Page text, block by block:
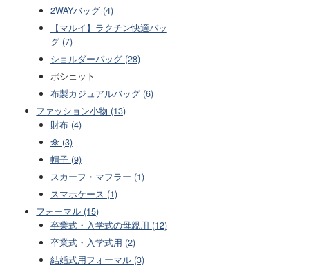
2WAYバッグ (4)
【マルイ】ラクチン快適バッ
グ (7)
ショルダーバッグ (28)
ポシェット
布製カジュアルバッグ (6)
ファッション小物 (13)
財布 (4)
傘 (3)
帽子 (9)
スカーフ・マフラー (1)
スマホケース (1)
フォーマル (15)
卒業式・入学式の母親用 (12)
卒業式・入学式用 (2)
結婚式用フォーマル (3)